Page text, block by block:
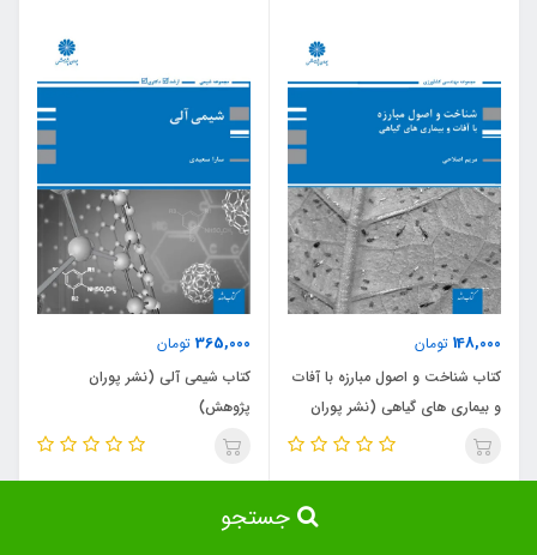
148,000 تومان
کتاب شناخت و اصول مبارزه با آفات
و بیماری های گیاهی (نشر پوران
پژوهش)
365,000 تومان
کتاب شیمی آلی (نشر پوران
پژوهش)
جستجو